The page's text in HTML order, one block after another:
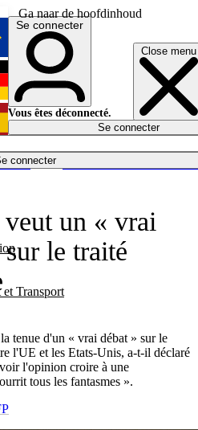
Ga naar de hoofdinhoud
Close menu
connecter
Transport
English
Deutsch
Español
Se connecter
Vous êtes déconnecté.
Se connecter
un « vrai
le traité
tenue d'un « vrai débat » sur le
l'UE et les Etats-Unis, a-t-il déclaré
l'opinion croire à une
tous les fantasmes ».